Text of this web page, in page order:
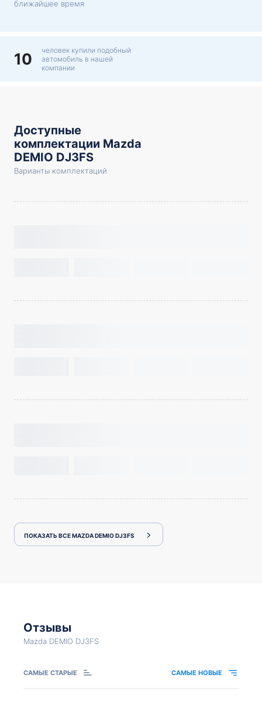
ближайшее время
10
человек купили подобный
автомобиль в нашей
компании
Доступные
комплектации Mazda
DEMIO DJ3FS
Варианты комплектаций
ПОКАЗАТЬ ВСЕ MAZDA DEMIO DJ3FS
Отзывы
Mazda DEMIO DJ3FS
САМЫЕ СТАРЫЕ САМЫЕ НОВЫЕ